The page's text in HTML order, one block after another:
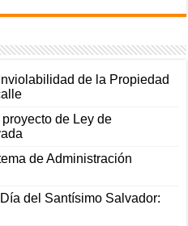
de la Propiedad
de Ley de
de Administración
del Santísimo Salvador: